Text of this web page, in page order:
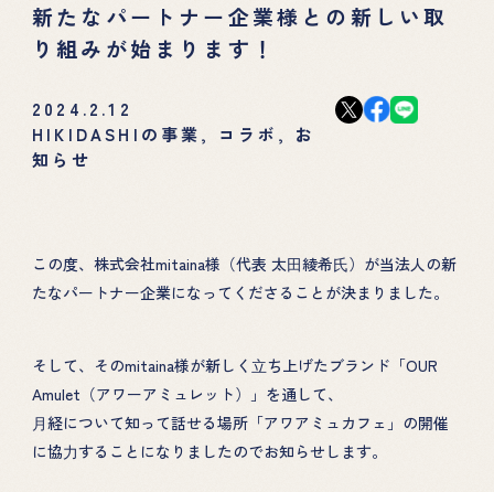
新たなパートナー企業様との新しい取
り組みが始まります！
2024.2.12
HIKIDASHIの事業, コラボ , お
知らせ
この度、株式会社mitaina様（代表 太⽥綾希⽒）が当法人の新
たなパートナー企業になってくださることが決まりました。
そして、そのmitaina様が新しく⽴ち上げたブランド「OUR
Amulet（アワーアミュレット）」を通して、
⽉経について知って話せる場所「アワアミュカフェ」の開催
に協⼒することになりましたのでお知らせします。